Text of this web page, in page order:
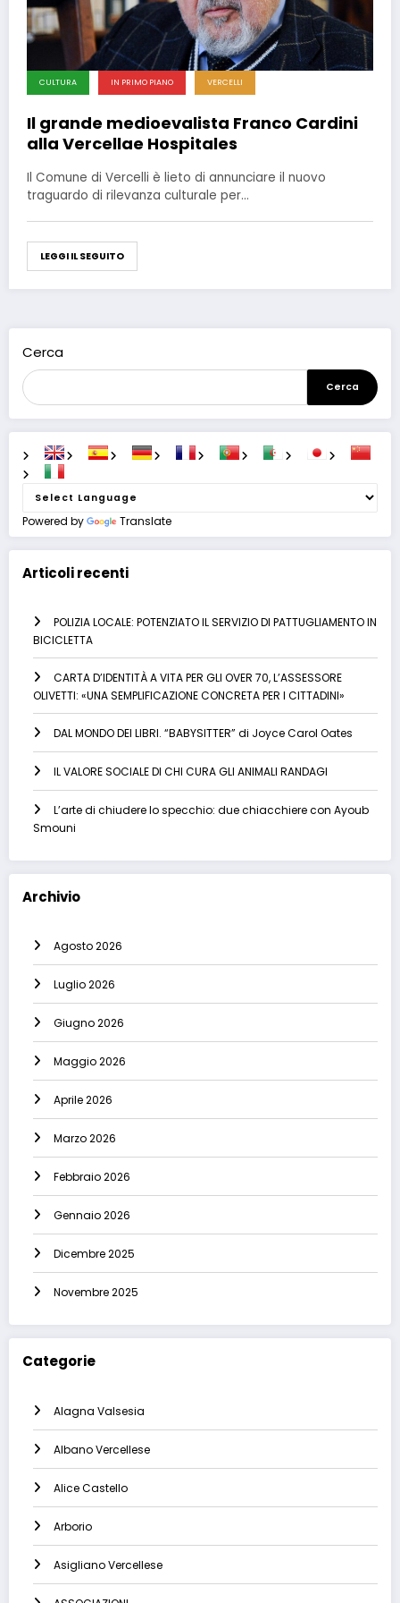
CULTURA IN PRIMO PIANO VERCELLI
Il grande medioevalista Franco Cardini
alla Vercellae Hospitales
Il Comune di Vercelli è lieto di annunciare il nuovo
traguardo di rilevanza culturale per…
LEGGI IL SEGUITO
Cerca
Cerca
Powered by Translate
Articoli recenti
POLIZIA LOCALE: POTENZIATO IL SERVIZIO DI PATTUGLIAMENTO IN
BICICLETTA
CARTA D’IDENTITÀ A VITA PER GLI OVER 70, L’ASSESSORE
OLIVETTI: «UNA SEMPLIFICAZIONE CONCRETA PER I CITTADINI»
DAL MONDO DEI LIBRI. “BABYSITTER” di Joyce Carol Oates
IL VALORE SOCIALE DI CHI CURA GLI ANIMALI RANDAGI
L’arte di chiudere lo specchio: due chiacchiere con Ayoub
Smouni
Archivio
Agosto 2026
Luglio 2026
Giugno 2026
Maggio 2026
Aprile 2026
Marzo 2026
Febbraio 2026
Gennaio 2026
Dicembre 2025
Novembre 2025
Categorie
Alagna Valsesia
Albano Vercellese
Alice Castello
Arborio
Asigliano Vercellese